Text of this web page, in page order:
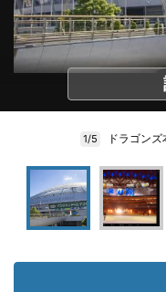
1/5 ドラゴン